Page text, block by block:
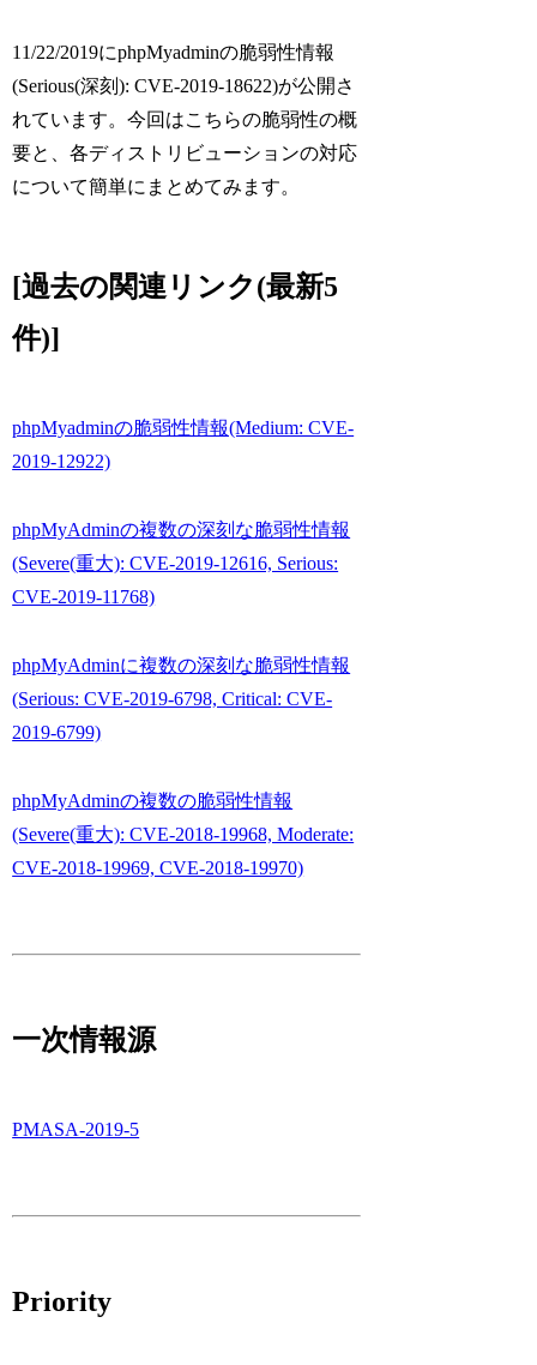
11/22/2019にphpMyadminの脆弱性情報
(Serious(深刻): CVE-2019-18622)が公開さ
れています。今回はこちらの脆弱性の概
要と、各ディストリビューションの対応
について簡単にまとめてみます。
[過去の関連リンク(最新5
件)]
phpMyadminの脆弱性情報(Medium: CVE-
2019-12922)
phpMyAdminの複数の深刻な脆弱性情報
(Severe(重大): CVE-2019-12616, Serious:
CVE-2019-11768)
phpMyAdminに複数の深刻な脆弱性情報
(Serious: CVE-2019-6798, Critical: CVE-
2019-6799)
phpMyAdminの複数の脆弱性情報
(Severe(重大): CVE-2018-19968, Moderate:
CVE-2018-19969, CVE-2018-19970)
一次情報源
PMASA-2019-5
Priority